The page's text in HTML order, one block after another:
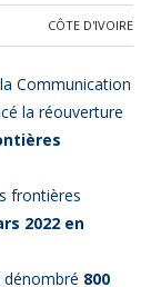
CÔTE D'IVOIRE
Communication
la réouverture
frontières
2022 en
dénombré 800